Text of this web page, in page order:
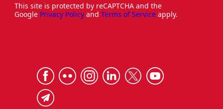
This site is protected by reCAPTCHA and the
Google Privacy Policy and Terms of Service apply.